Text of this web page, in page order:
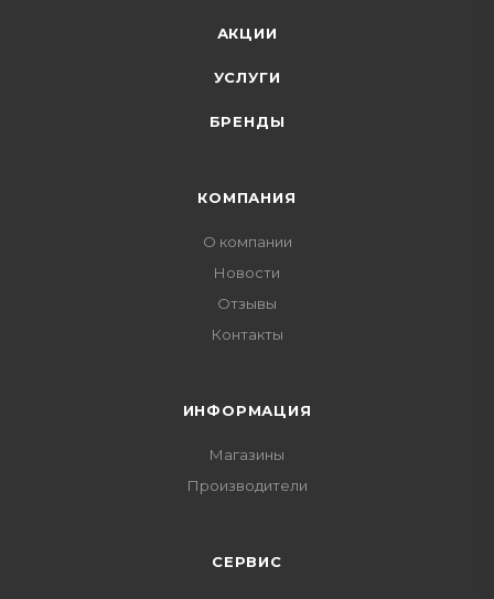
АКЦИИ
УСЛУГИ
БРЕНДЫ
КОМПАНИЯ
О компании
Новости
Отзывы
Контакты
ИНФОРМАЦИЯ
Магазины
Производители
СЕРВИС